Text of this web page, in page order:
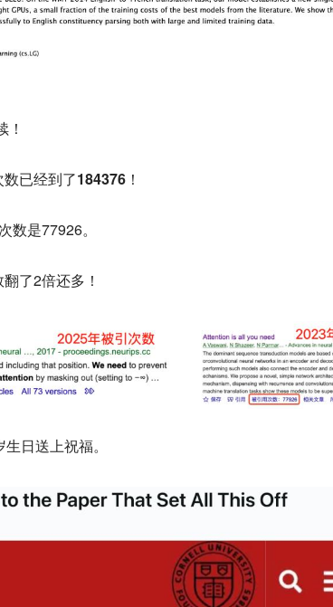
已经到了184376！
数是77926。
了2倍还多！
日送上祝福。